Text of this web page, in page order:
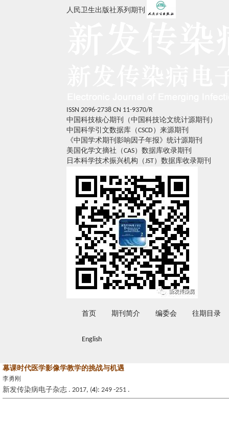
人民卫生出版社系列期刊
ISSN 2096-2738 CN 11-9370/R
中国科技核心期刊（中国科技论文统计源期刊）
中国科学引文数据库（CSCD）来源期刊
《中国学术期刊影响因子年报》统计源期刊
美国化学文摘社（CAS）数据库收录期刊
日本科学技术振兴机构（JST）数据库收录期刊
首页 期刊简介 编委会 往期目录
English
幕课时代医学影像学教学的挑战与机遇
李勇刚
新发传染病电子杂志 . 2017, (4): 249 -251 .